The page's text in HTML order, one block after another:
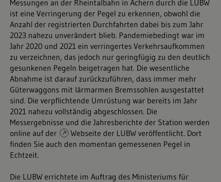
Messungen an der Rheintalbahn in Achern durch die LUBW
ist eine Verringerung der Pegel zu erkennen, obwohl die
Anzahl der registrierten Durchfahrten dabei bis zum Jahr
2023 nahezu unverändert blieb. Pandemiebedingt war im
Jahr 2020 und 2021 ein verringertes Verkehrsaufkommen
zu verzeichnen, das jedoch nur geringfügig zu den deutlich
gesunkenen Pegeln beigetragen hat. Die wesentliche
Abnahme ist darauf zurückzuführen, dass immer mehr
Güterwaggons mit lärmarmen Bremssohlen ausgestattet
sind. Die verpflichtende Umrüstung war bereits im Jahr
2021 nahezu vollständig abgeschlossen. Die
Messergebnisse und die Jahresberichte der Station werden
online auf der
Webseite der LUBW veröffentlicht. Dort
finden Sie auch den momentan gemessenen Pegel in
Echtzeit.
Die LUBW errichtete im Auftrag des Ministeriums für